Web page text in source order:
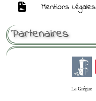
Mentions Légales
Partenaires
La Grégue